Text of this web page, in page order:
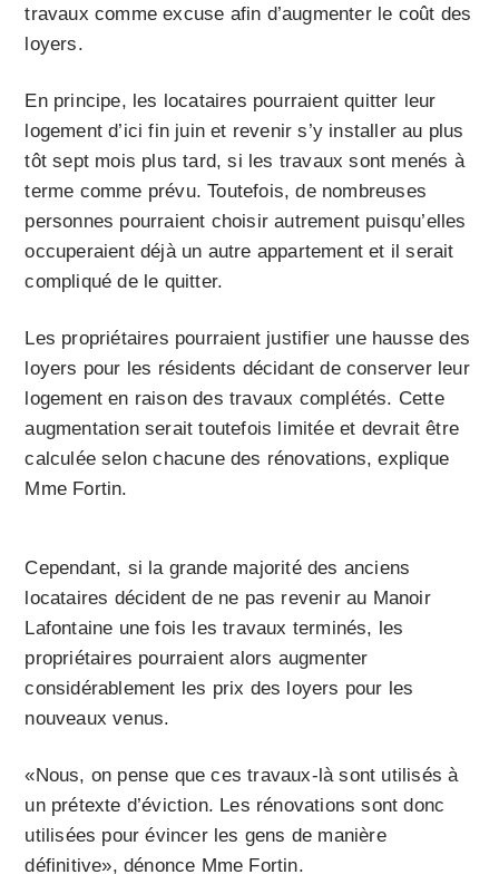
travaux comme excuse afin d’augmenter le coût des
loyers.
En principe, les locataires pourraient quitter leur
logement d’ici fin juin et revenir s’y installer au plus
tôt sept mois plus tard, si les travaux sont menés à
terme comme prévu. Toutefois, de nombreuses
personnes pourraient choisir autrement puisqu’elles
occuperaient déjà un autre appartement et il serait
compliqué de le quitter.
Les propriétaires pourraient justifier une hausse des
loyers pour les résidents décidant de conserver leur
logement en raison des travaux complétés. Cette
augmentation serait toutefois limitée et devrait être
calculée selon chacune des rénovations, explique
Mme Fortin.
Cependant, si la grande majorité des anciens
locataires décident de ne pas revenir au Manoir
Lafontaine une fois les travaux terminés, les
propriétaires pourraient alors augmenter
considérablement les prix des loyers pour les
nouveaux venus.
«Nous, on pense que ces travaux-là sont utilisés à
un prétexte d’éviction. Les rénovations sont donc
utilisées pour évincer les gens de manière
définitive», dénonce Mme Fortin.